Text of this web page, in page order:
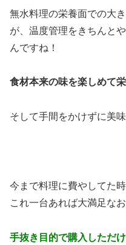
無水料理の栄養面での大
が、温度管理をきちんと
んですね！
食材本来の味を楽しめて
そして手間をかけずに美
今まで料理に費やしてた
これ一台あれば大満足な
手抜き目的で購入しただ